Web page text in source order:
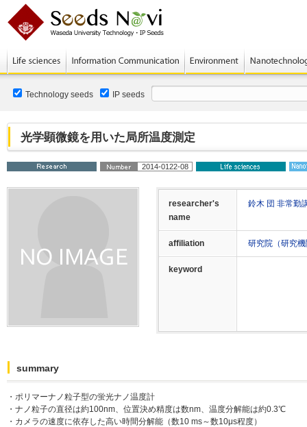
Technology seeds IP seeds
光学顕微鏡を用いた局所温度測定
2014-0122-08
researcher's
name
鈴木 団 非常勤
affiliation 研究院（研究
keyword
summary
・ポリマーナノ粒子型の蛍光ナノ温度計
・ナノ粒子の直径は約100nm、位置決め精度は数nm、温度分解能は約0.3℃
・カメラの速度に依存した高い時間分解能（数10 ms～数10μs程度）